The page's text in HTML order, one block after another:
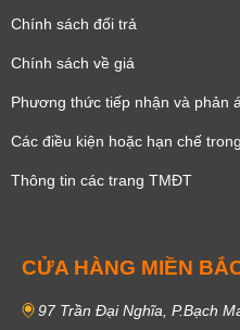
Chính sách đổi trả
Chính sách về giá
Phương thức tiếp nhận và phản
Các điều kiện hoặc hạn chế
Thông tin các trang TMĐT
CỬA HÀNG MIỀN
97 Trần Đại Nghĩa, P.Bạch